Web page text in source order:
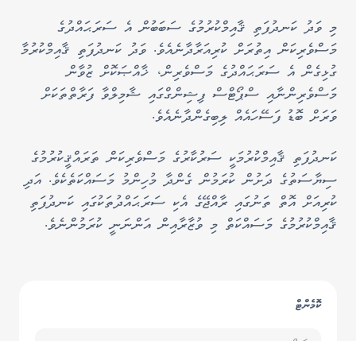
މި ވަދު ކަނދުފަތި ޤާއިމްކުރުމުގެ ސަބަބުން އެ ސަރަޙައްދުގެ
މަސްވެރިކަން އިތުރަށް ކުރިއަރާދާނެއެވެ. ވަދު ކަނދުފަތި ޤާއިމްކުރުމާ
ގުޅިގެން އެ ސަރަޙައްދުގެ މަސްވެރިން، ޚާއްޞަކޮށް ޒުވާން
މަސްވެރިންނާއި ސްޕޯޓްސް ފިޝިންގްގައި ޝާމިލްވާ ފަރާތްތަކަށް
ވަރަށް ބޮޑު ފަސޭހައެއް ލިބިގެންދާނެއެވެ.
ކަނދުފަތި ޤާއިމްކުރުމަކީ ސަރުކާރުގެ މަސްވެރިކަން ތަރައްޤީކުރުމުގެ
ސިޔާސަތުގެ ދަށުން ކުރަމުން ގެންދާ މުހިންމު މަސައްކަތެކެވެ. އަދި
ކުރިއަށް އޮތް ތަނުގައި ރާއްޖޭގެ އެކި ސަރަޙައްދުތަކުގައި ކަނދުފަތި
ޤާއިމްކުރުމުގެ މަސައްކަތް މި ވުޒާރާއިން އަންނަނީ ކުރަމުންނެވެ.
ކޮމެންޓް